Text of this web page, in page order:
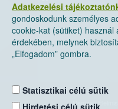
Adatkezelési
gondoskodunk személyes
cookie-kat (sütiket)
érdekében, melynek
„Elfogadom” gombra.
Statisztikai célú sütik
Hirdetési célú sütik
Nemzeti